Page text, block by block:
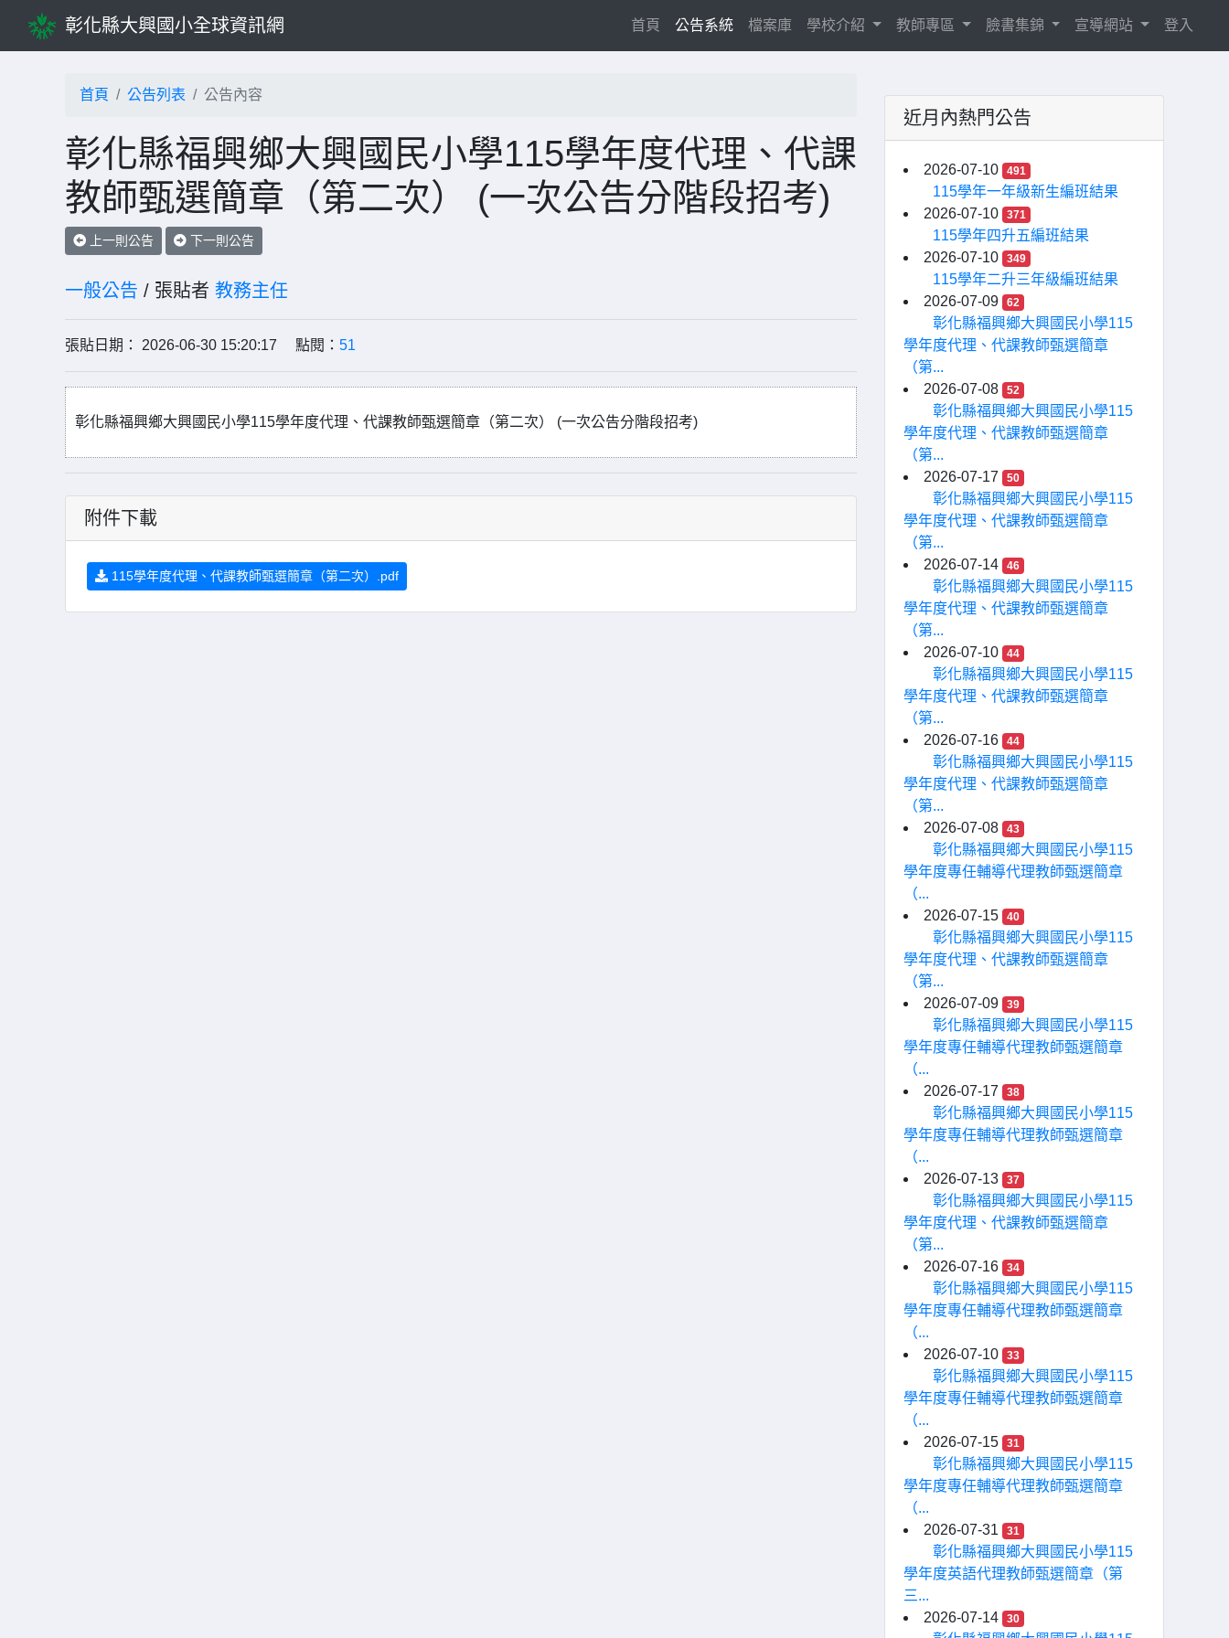
彰化縣大興國小全球資訊網 首頁 (current)
公告系統 檔案庫 學校介紹 教師專區 臉書集錦 宣導網站 登入
首頁 公告列表 公告內容
彰化縣福興鄉大興國民小學115學年度代理、代課
教師甄選簡章（第二次） (一次公告分階段招考)
上一則公告 下一則公告
一般公告 / 張貼者 教務主任
張貼日期： 2026-06-30 15:20:17 點閱： 51
彰化縣福興鄉大興國民小學115學年度代理、代課教師甄選簡章（第二次） (一次公告分階段招考)
附件下載
115學年度代理、代課教師甄選簡章（第二次）.pdf
近月內熱門公告
2026-07-10 491
115學年一年級新生編班結果
2026-07-10
371
115學年四升五編班結果
2026-07-10
349
115學年二升三年級編班結果
2026-07-09
62
彰化縣福興鄉大興國民小學115
學年度代理、代課教師甄選簡章
（第...
2026-07-08
52
彰化縣福興鄉大興國民小學115
學年度代理、代課教師甄選簡章
（第...
2026-07-17
50
彰化縣福興鄉大興國民小學115
學年度代理、代課教師甄選簡章
（第...
2026-07-14
46
彰化縣福興鄉大興國民小學115
學年度代理、代課教師甄選簡章
（第...
2026-07-10
44
彰化縣福興鄉大興國民小學115
學年度代理、代課教師甄選簡章
（第...
2026-07-16
44
彰化縣福興鄉大興國民小學115
學年度代理、代課教師甄選簡章
（第...
2026-07-08
43
彰化縣福興鄉大興國民小學115
學年度專任輔導代理教師甄選簡章
（...
2026-07-15
40
彰化縣福興鄉大興國民小學115
學年度代理、代課教師甄選簡章
（第...
2026-07-09
39
彰化縣福興鄉大興國民小學115
學年度專任輔導代理教師甄選簡章
（...
2026-07-17
38
彰化縣福興鄉大興國民小學115
學年度專任輔導代理教師甄選簡章
（...
2026-07-13
37
彰化縣福興鄉大興國民小學115
學年度代理、代課教師甄選簡章
（第...
2026-07-16
34
彰化縣福興鄉大興國民小學115
學年度專任輔導代理教師甄選簡章
（...
2026-07-10
33
彰化縣福興鄉大興國民小學115
學年度專任輔導代理教師甄選簡章
（...
2026-07-15
31
彰化縣福興鄉大興國民小學115
學年度專任輔導代理教師甄選簡章
（...
2026-07-31
31
彰化縣福興鄉大興國民小學115
學年度英語代理教師甄選簡章（第
三...
2026-07-14
30